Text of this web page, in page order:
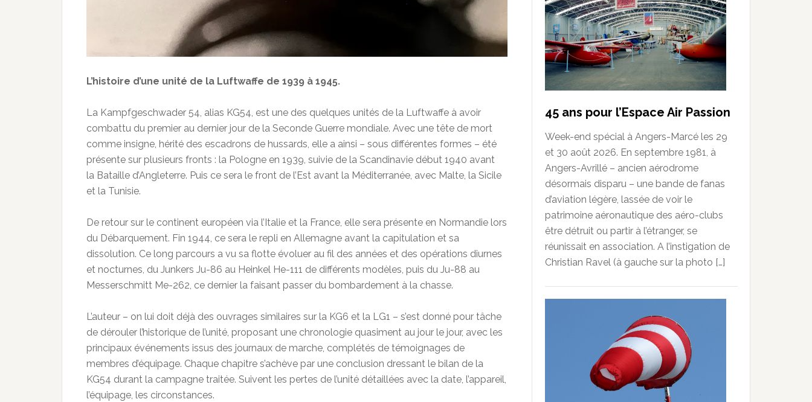
L’histoire d’une unité de la Luftwaffe de 1939 à 1945.
La Kampfgeschwader 54, alias KG54, est une des quelques unités de la Luftwaffe à avoir
combattu du premier au dernier jour de la Seconde Guerre mondiale. Avec une tête de mort
comme insigne, hérité des escadrons de hussards, elle a ainsi – sous différentes formes – été
présente sur plusieurs fronts : la Pologne en 1939, suivie de la Scandinavie début 1940 avant
la Bataille d’Angleterre. Puis ce sera le front de l’Est avant la Méditerranée, avec Malte, la Sicile
et la Tunisie.
De retour sur le continent européen via l’Italie et la France, elle sera présente en Normandie lors
du Débarquement. Fin 1944, ce sera le repli en Allemagne avant la capitulation et sa
dissolution. Ce long parcours a vu sa flotte évoluer au fil des années et des opérations diurnes
et nocturnes, du Junkers Ju-86 au Heinkel He-111 de différents modèles, puis du Ju-88 au
Messerschmitt Me-262, ce dernier la faisant passer du bombardement à la chasse.
L’auteur – on lui doit déjà des ouvrages similaires sur la KG6 et la LG1 – s’est donné pour tâche
de dérouler l’historique de l’unité, proposant une chronologie quasiment au jour le jour, avec les
principaux événements issus des journaux de marche, complétés de témoignages de
membres d’équipage. Chaque chapitre s’achève par une conclusion dressant le bilan de la
KG54 durant la campagne traitée. Suivent les pertes de l’unité détaillées avec la date, l’appareil,
l’équipage, les circonstances.
45 ans pour l’Espace Air Passion
Week-end spécial à Angers-Marcé les 29
et 30 août 2026. En septembre 1981, à
Angers-Avrillé – ancien aérodrome
désormais disparu – une bande de fanas
d’aviation légère, lassée de voir le
patrimoine aéronautique des aéro-clubs
être détruit ou partir à l’étranger, se
réunissait en association. A l’instigation de
Christian Ravel (à gauche sur la photo […]